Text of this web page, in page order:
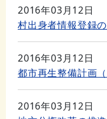
2016年03月12日
村出身者情報登録
2016年03月12日
都市再生整備計画
2016年03月12日